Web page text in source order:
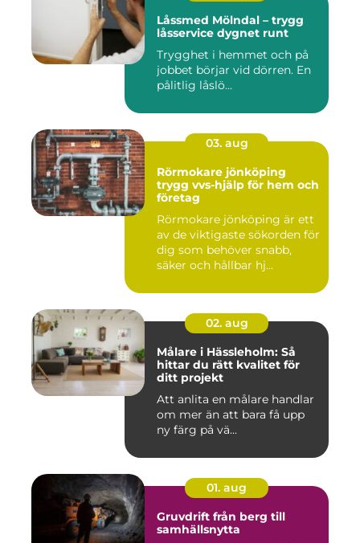
Låssmed Mölndal – trygg
låsservice dygnet runt
Trygghet i hemmet och på
jobbet börjar vid dörren. En
pålitlig låslö...
03. aug
Rörmokare jönköping
trygg vvs-hjälp för hem och
företag
Rörmokare jönköping är ett
av de viktigaste sökorden för
dig som behöver snabb,
säker och hållbar hj...
02. aug
Målare i Hässleholm: Så
hittar du rätt kvalitet för
ditt projekt
Att anlita en målare handlar
om mer än att bara få upp
ny färg på vä...
01. aug
Gruvdrift från berg till
samhällsnytta